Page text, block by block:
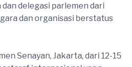
delegasi parlemen dari
dan organisasi berstatus
Senayan, Jakarta, dari 12-15